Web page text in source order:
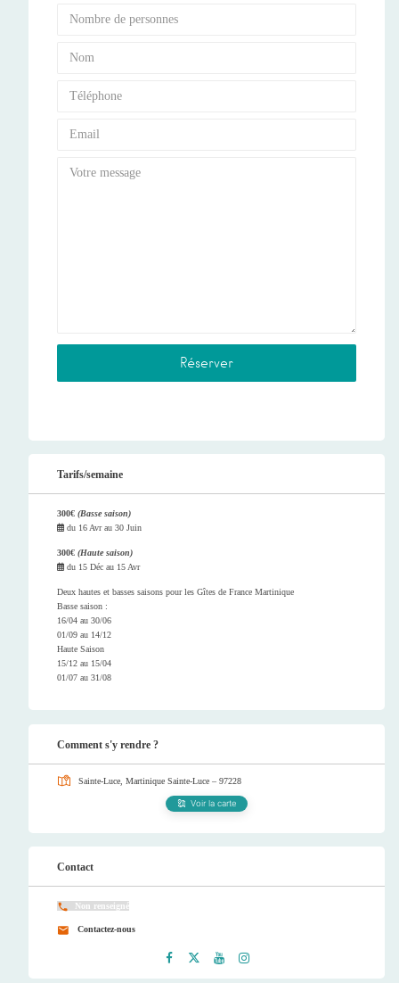
Tarifs/semaine
300€ (Basse saison)
du 16 Avrau 30 Juin
300€ (Haute saison)
du 15 Déc au 15 Avr
Deux hautes et basses saisons pour les Gîtes de France Martinique
Basse saison :
16/04 au 30/06
01/09 au 14/12
Haute Saison
15/12 au 15/04
01/07 au 31/08
Comment s'y rendre ?
Sainte-Luce, Martinique Sainte-Luce – 97228
Voir la carte
Contact
Non renseigné
Contactez-nous